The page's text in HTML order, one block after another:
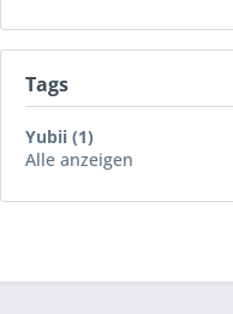
Tags
Yubii (1)
Alle anzeigen